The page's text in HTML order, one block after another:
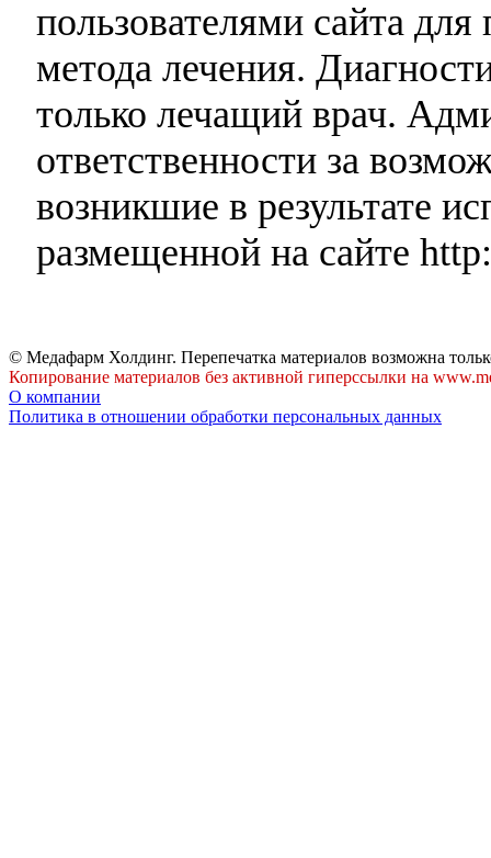
пользователями сайта
метода лечения.
только лечащий врач.
ответственности за
возникшие в результате
размещенной на сайте
© Медафарм Холдинг. Перепечатка материалов возможна
Копирование материалов без активной гиперссылки на
О компании
Политика в отношении обработки персональных данных